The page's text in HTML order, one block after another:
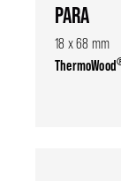
PARA
18 x 68 mm
ThermoWood